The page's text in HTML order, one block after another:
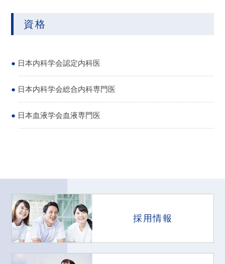
資格
日本内科学会認定内科医
日本内科学会総合内科専門医
日本血液学会血液専門医
採用情報